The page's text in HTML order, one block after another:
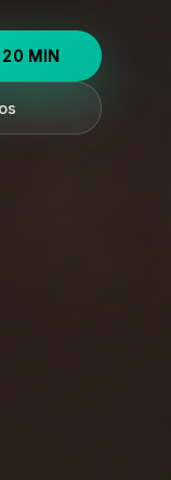
20 MIN